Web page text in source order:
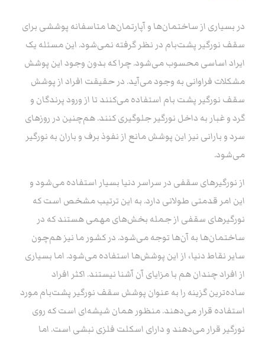
در بسیاری از ساختمان‌ها و آپارتمان‌ها متاسفانه پوششی برای
سقف نورگیر پشت‌بام در نظر گرفته نمی‌شود. این مسئله یک
ایراد اساسی محسوب می‌شود. چرا که بدون وجود این پوشش
مشکلات فراوانی به وجود می‌آید. در حقیقت افراد از پوشش
سقف نورگیر پشت‌ بام استفاده می‌کنند تا از ورود پرندگان و
گرد و غبار به داخل نورگیر جلوگیری کنند. هم‌چنین در روزهای
سرد و بارانی نیز این پوشش مانع از نفوذ برف و باران به نورگیر
می‌شود.
از نورگیرهای سقفی در سراسر دنیا بسیار استفاده می‌شود و
این امر قدمتی طولانی دارد. به این ترتیب مشخص است که
نورگیرهای سقفی از جمله بخش‌های مهمی هستند که در
ساختمان‌ها به آن‌ها توجه می‌شود. در کشور ما نیز هم‌چون
سایر نقاط دنیا، از این پوشش‌ها استفاده می‌شود. اما بسیاری
از افراد چندان هم با مزایای آن آشنا نیستند. اکثر افراد
ساده‌ترین گزینه را به عنوان پوشش سقف نورگیر پشت‌بام مورد
استفاده قرار می‌دهند. منظور همان شیشه‌ای است که روی
نورگیر قرار می‌دهند و دارای اسکلت فلزی نبشی است. اما